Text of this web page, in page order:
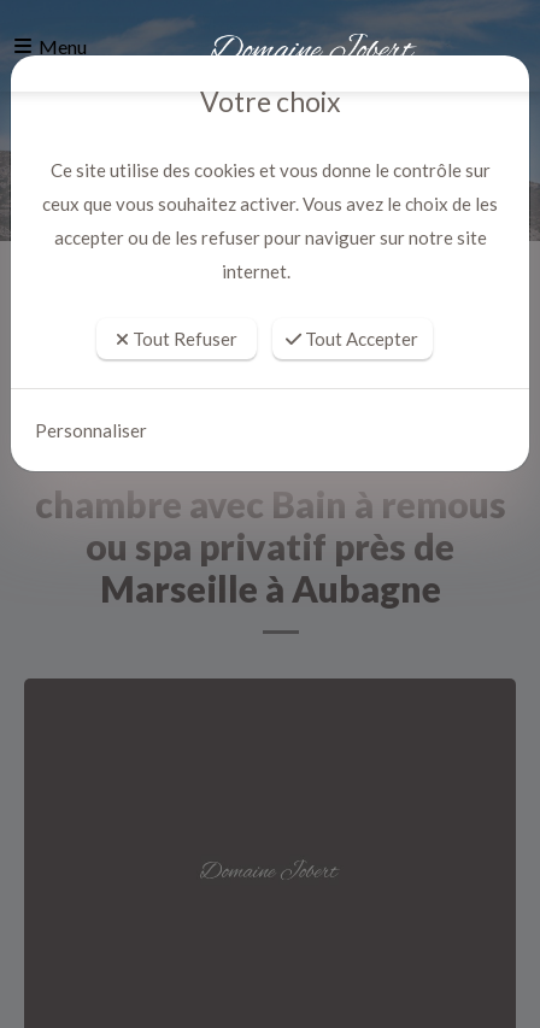
Menu
chambre avec Bain à remous
ou spa privatif près de
Marseille à Aubagne
Votre choix
Ce site utilise des cookies et vous donne le contrôle sur
ceux que vous souhaitez activer. Vous avez le choix de les
accepter ou de les refuser pour naviguer sur notre site
internet.
Tout Refuser Tout Accepter
Personnaliser